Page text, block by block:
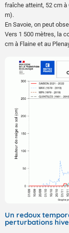
fraîche atteint, 52 cm à
m).
En Savoie, on peut
Vers 1 500 mètres, la
cm à Flaine et au
Un redoux
perturbations